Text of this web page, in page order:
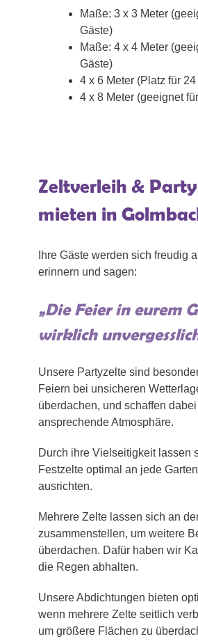
Maße: 3 x 3 Meter
Gäste)
Maße: 4 x 4 Meter
Gäste)
4 x 6 Meter (Platz für
4 x 8 Meter (geeignet
Zeltverleih &
mieten in
Ihre Gäste werden sich freudig
erinnern und sagen:
„Die Feier in eurem
wirklich
Unsere Partyzelte sind
Feiern bei unsicheren
überdachen, und schaffen
ansprechende Atmosphäre.
Durch ihre Vielseitigkeit lassen
Festzelte optimal an jede
ausrichten.
Mehrere Zelte lassen sich an
zusammenstellen, um weitere
überdachen. Dafür haben wir
die Regen abhalten.
Unsere Abdichtungen bieten
wenn mehrere Zelte seitlich
um größere Flächen zu